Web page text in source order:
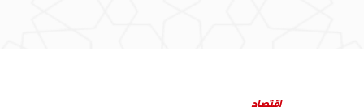
اقتصاد